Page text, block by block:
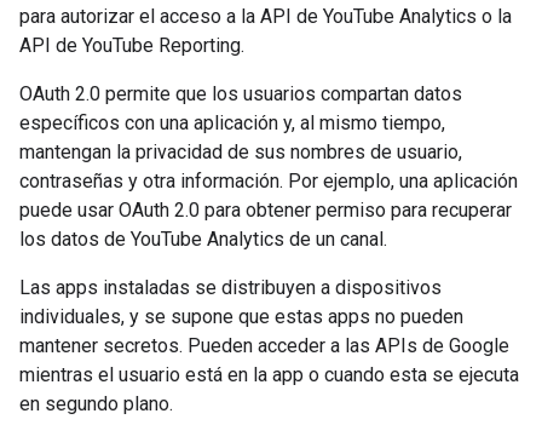
para autorizar el acceso a la API de YouTube Analytics o la
API de YouTube Reporting.
OAuth 2.0 permite que los usuarios compartan datos
específicos con una aplicación y, al mismo tiempo,
mantengan la privacidad de sus nombres de usuario,
contraseñas y otra información. Por ejemplo, una aplicación
puede usar OAuth 2.0 para obtener permiso para recuperar
los datos de YouTube Analytics de un canal.
Las apps instaladas se distribuyen a dispositivos
individuales, y se supone que estas apps no pueden
mantener secretos. Pueden acceder a las APIs de Google
mientras el usuario está en la app o cuando esta se ejecuta
en segundo plano.